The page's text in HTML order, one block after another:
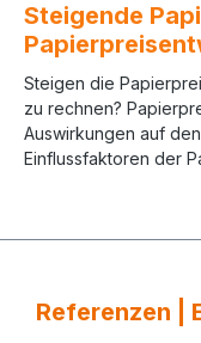
Steigende
Steigen die
zu rechnen?
Auswirkungen auf
Einflussfaktoren der
Referenzen |